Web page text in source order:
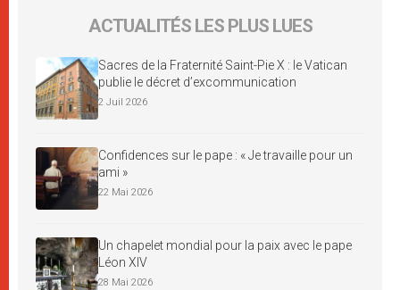
ACTUALITÉS LES PLUS LUES
Sacres de la Fraternité Saint-Pie X : le Vatican
publie le décret d’excommunication
2 Juil 2026
Confidences sur le pape : « Je travaille pour un
ami »
22 Mai 2026
Un chapelet mondial pour la paix avec le pape
Léon XIV
28 Mai 2026